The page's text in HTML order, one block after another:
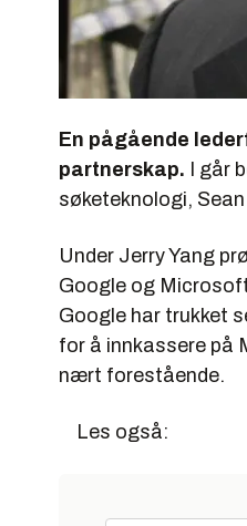
En pågående
partnerskap. I går
søketeknologi,
Under Jerry Yang
Google og
Google har trukket
for å innkassere på
nært forestående.
Les også: